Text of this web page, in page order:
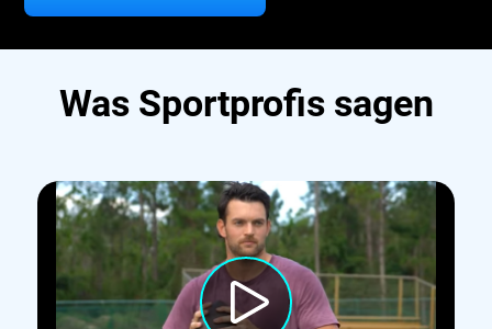
Was Sportprofis sagen